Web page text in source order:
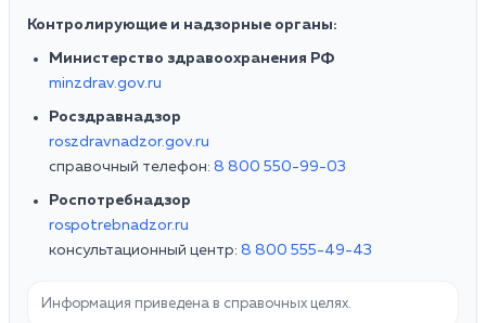
Контролирующие и надзорные органы:
Министерство здравоохранения РФ
minzdrav.gov.ru
Росздравнадзор
roszdravnadzor.gov.ru
справочный телефон: 8 800 550-99-03
Роспотребнадзор
rospotrebnadzor.ru
консультационный центр: 8 800 555-49-43
Информация приведена в справочных целях.